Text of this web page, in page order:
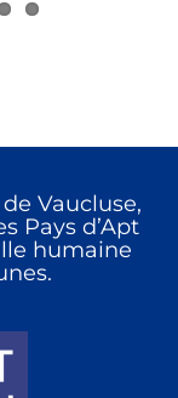
Vaucluse,
Pays d’Apt
humaine